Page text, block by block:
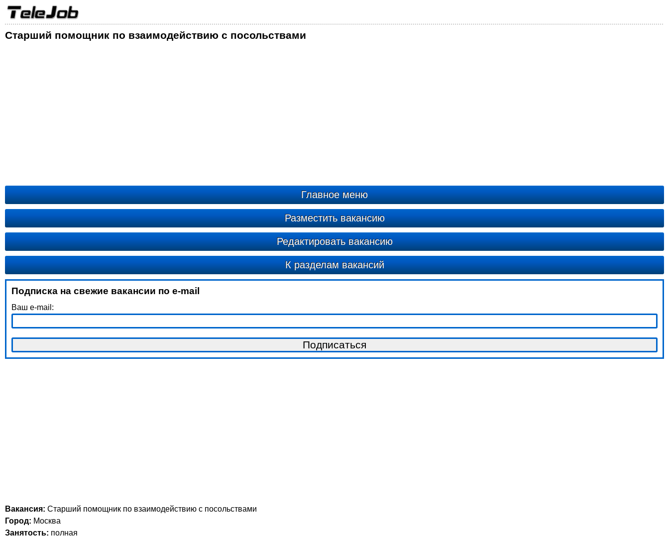
Старший помощник по взаимодействию с посольствами
Главное меню
Разместить вакансию
Редактировать вакансию
К разделам вакансий
Подписка на свежие вакансии по e-mail
Ваш e-mail:
Вакансия: Старший помощник по взаимодействию с посольствами
Город: Москва
Занятость: полная